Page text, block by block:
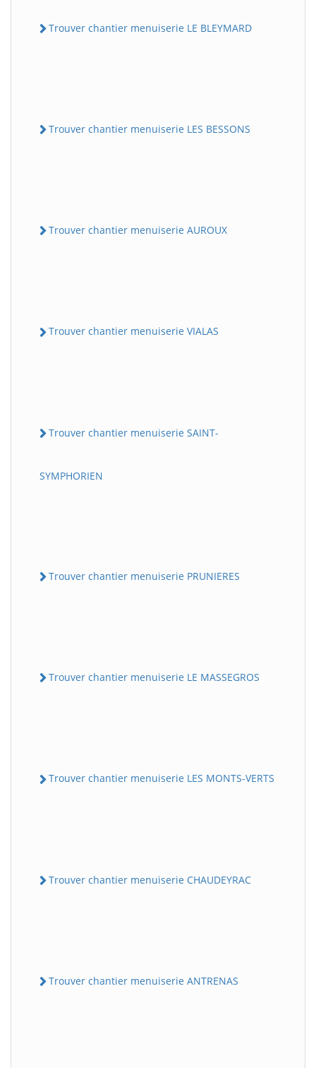
Trouver chantier menuiserie LE BLEYMARD
Trouver chantier menuiserie LES BESSONS
Trouver chantier menuiserie AUROUX
Trouver chantier menuiserie VIALAS
Trouver chantier menuiserie SAINT-
SYMPHORIEN
Trouver chantier menuiserie PRUNIERES
Trouver chantier menuiserie LE MASSEGROS
Trouver chantier menuiserie LES MONTS-VERTS
Trouver chantier menuiserie CHAUDEYRAC
Trouver chantier menuiserie ANTRENAS